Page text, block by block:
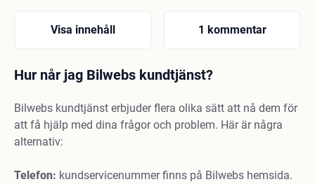
Visa innehåll 1 kommentar
Hur når jag Bilwebs kundtjänst?
Bilwebs kundtjänst erbjuder flera olika sätt att nå dem för
att få hjälp med dina frågor och problem. Här är några
alternativ:
Telefon: kundservicenummer finns på Bilwebs hemsida.